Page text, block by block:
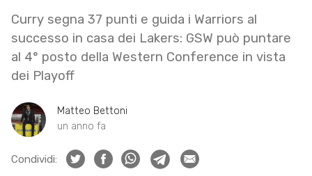
Curry segna 37 punti e guida i Warriors al
successo in casa dei Lakers: GSW può puntare
al 4° posto della Western Conference in vista
dei Playoff
Matteo Bettoni
un anno fa
Condividi: